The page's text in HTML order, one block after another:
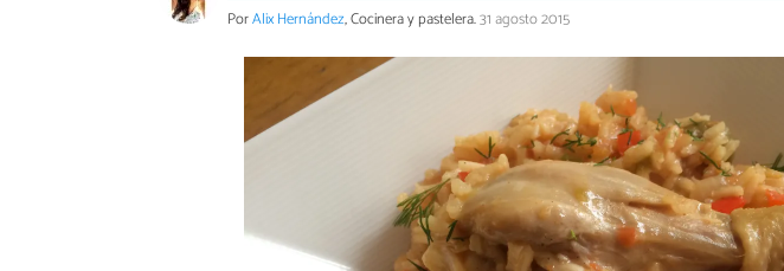
PorAlix Hernández, Cocinera y pastelera.31 agosto 2015